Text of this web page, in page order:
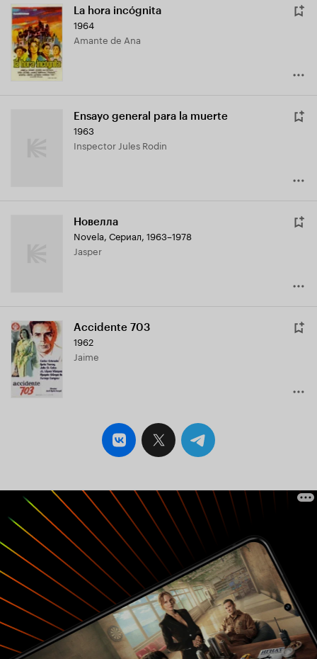
La hora incógnita
1964
Amante de Ana
Ensayo general para la muerte
1963
Inspector Jules Rodin
Новелла
Novela, Сериал, 1963–1978
Jasper
Accidente 703
1962
Jaime